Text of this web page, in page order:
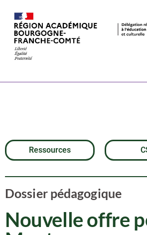
Ressources
Dossier pédagogique
Nouvelle offre